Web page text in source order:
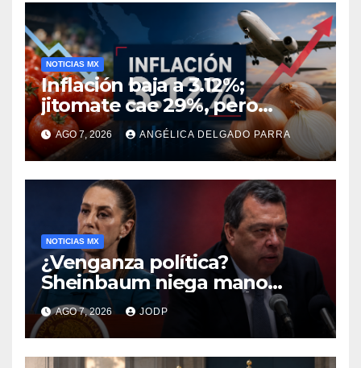
NOTICIAS MX
Inflación baja a 3.12%;
jitomate cae 29%, pero
cebolla y vuelos se
encarecen
AGO 7, 2026 ANGÉLICA DELGADO PARRA
NOTICIAS MX
¿Venganza política?
Sheinbaum niega mano
negra en captura de Ángel
Aguirre
AGO 7, 2026 JODP